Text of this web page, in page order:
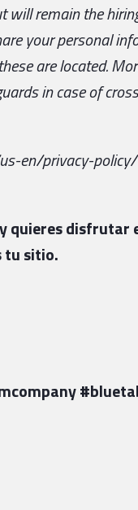
will remain the
your personal
are located.
in case of
en/privacy-
quieres
tu sitio.